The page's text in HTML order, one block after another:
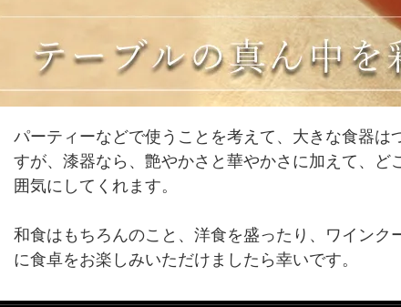
パーティーなどで使うことを考えて、大きな食器
すが、漆器なら、艶やかさと華やかさに加えて、
囲気にしてくれます。
和食はもちろんのこと、洋食を盛ったり、ワインク
に食卓をお楽しみいただけましたら幸いです。